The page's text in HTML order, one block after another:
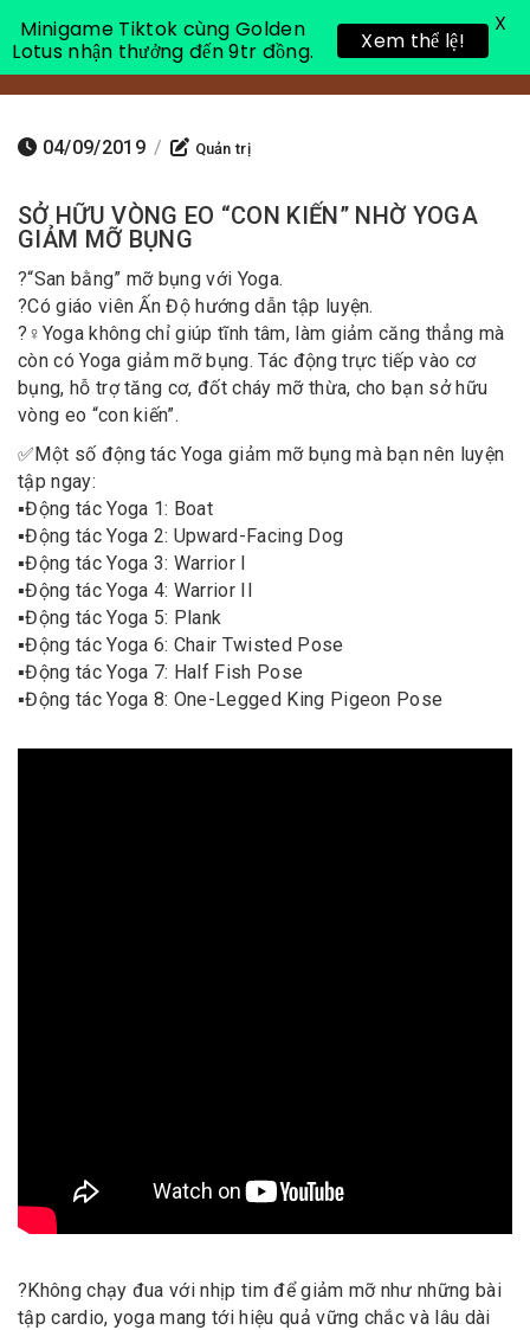
Toggle
04/09/2019 / Quản trị
SỞ HỮU VÒNG EO “CON KIẾN” NHỜ YOGA
GIẢM MỠ BỤNG
?“San bằng” mỡ bụng với Yoga.
?Có giáo viên Ấn Độ hướng dẫn tập luyện.
?‍♀️ Yoga không chỉ giúp tĩnh tâm, làm giảm căng thẳng mà
còn có Yoga giảm mỡ bụng. Tác động trực tiếp vào cơ
bụng, hỗ trợ tăng cơ, đốt cháy mỡ thừa, cho bạn sở hữu
vòng eo “con kiến”.
✅Một số động tác Yoga giảm mỡ bụng mà bạn nên luyện
tập ngay:
▪️Động tác Yoga 1: Boat
▪️Động tác Yoga 2: Upward-Facing Dog
▪️Động tác Yoga 3: Warrior I
▪️Động tác Yoga 4: Warrior II
▪️Động tác Yoga 5: Plank
▪️Động tác Yoga 6: Chair Twisted Pose
▪️Động tác Yoga 7: Half Fish Pose
▪️Động tác Yoga 8: One-Legged King Pigeon Pose
?Không chạy đua với nhịp tim để giảm mỡ như những bài
tập cardio, yoga mang tới hiệu quả vững chắc và lâu dài
Minigame Tiktok cùng Golden
Lotus nhận thưởng đến 9tr đồng.
Xem thể lệ!
X